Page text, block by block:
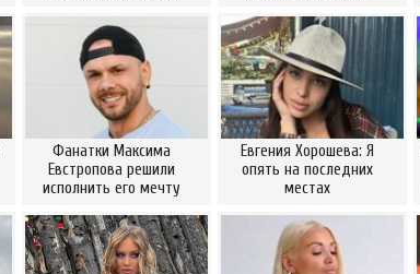
Фанатки Максима
Евстропова решили
исполнить его мечту
Евгения Хорошева: Я
опять на последних
местах